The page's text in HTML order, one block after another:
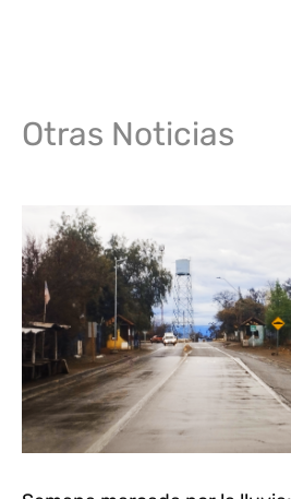
Otras Noticias